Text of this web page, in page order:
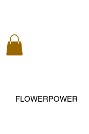
FLOWERPOWER